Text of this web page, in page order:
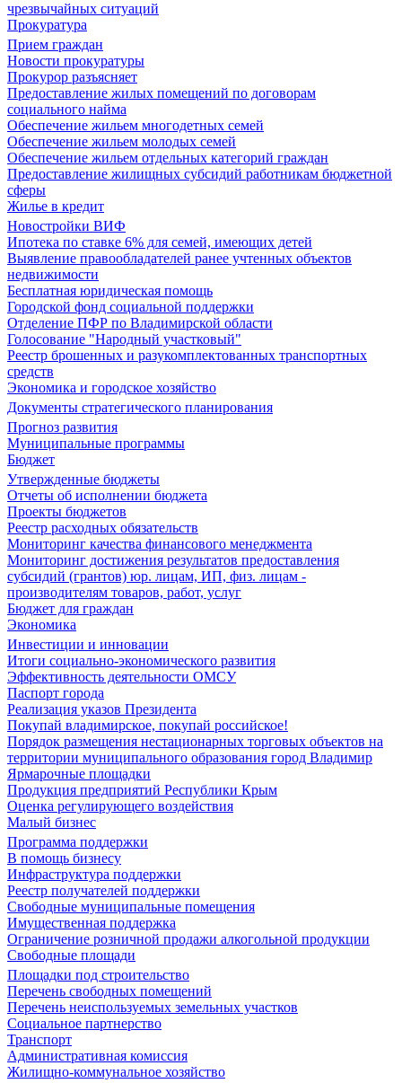
чрезвычайных ситуаций
Прокуратура
Прием граждан
Новости прокуратуры
Прокурор разъясняет
Предоставление жилых помещений по договорам
социального найма
Обеспечение жильем многодетных семей
Обеспечение жильем молодых семей
Обеспечение жильем отдельных категорий граждан
Предоставление жилищных субсидий работникам бюджетной
сферы
Жилье в кредит
Новостройки ВИФ
Ипотека по ставке 6% для семей, имеющих детей
Выявление правообладателей ранее учтенных объектов
недвижимости
Бесплатная юридическая помощь
Городской фонд социальной поддержки
Отделение ПФР по Владимирской области
Голосование "Народный участковый"
Реестр брошенных и разукомплектованных транспортных
средств
Экономика и городское хозяйство
Документы стратегического планирования
Прогноз развития
Муниципальные программы
Бюджет
Утвержденные бюджеты
Отчеты об исполнении бюджета
Проекты бюджетов
Реестр расходных обязательств
Мониторинг качества финансового менеджмента
Мониторинг достижения результатов предоставления
субсидий (грантов) юр. лицам, ИП, физ. лицам -
производителям товаров, работ, услуг
Бюджет для граждан
Экономика
Инвестиции и инновации
Итоги социально-экономического развития
Эффективность деятельности ОМСУ
Паспорт города
Реализация указов Президента
Покупай владимирское, покупай российское!
Порядок размещения нестационарных торговых объектов на
территории муниципального образования город Владимир
Ярмарочные площадки
Продукция предприятий Республики Крым
Оценка регулирующего воздействия
Малый бизнес
Программа поддержки
В помощь бизнесу
Инфраструктура поддержки
Реестр получателей поддержки
Свободные муниципальные помещения
Имущественная поддержка
Ограничение розничной продажи алкогольной продукции
Свободные площади
Площадки под строительство
Перечень свободных помещений
Перечень неиспользуемых земельных участков
Социальное партнерство
Транспорт
Административная комиссия
Жилищно-коммунальное хозяйство